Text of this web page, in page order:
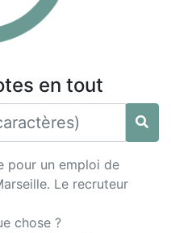
en tout
pour un emploi de
Le recruteur
chose ?